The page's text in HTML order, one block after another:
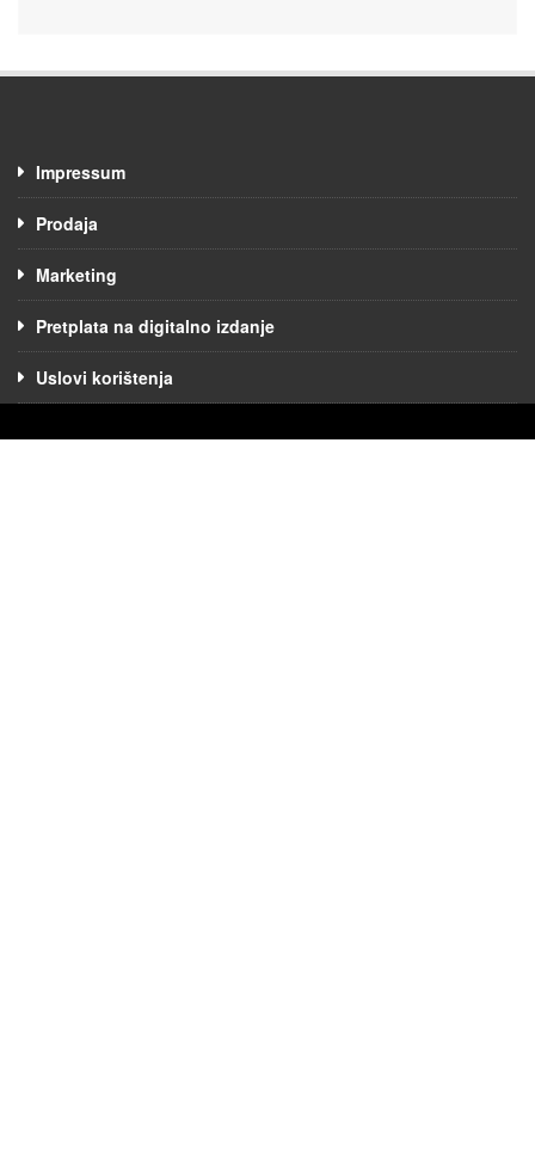
Impressum
Prodaja
Marketing
Pretplata na digitalno izdanje
Uslovi korištenja